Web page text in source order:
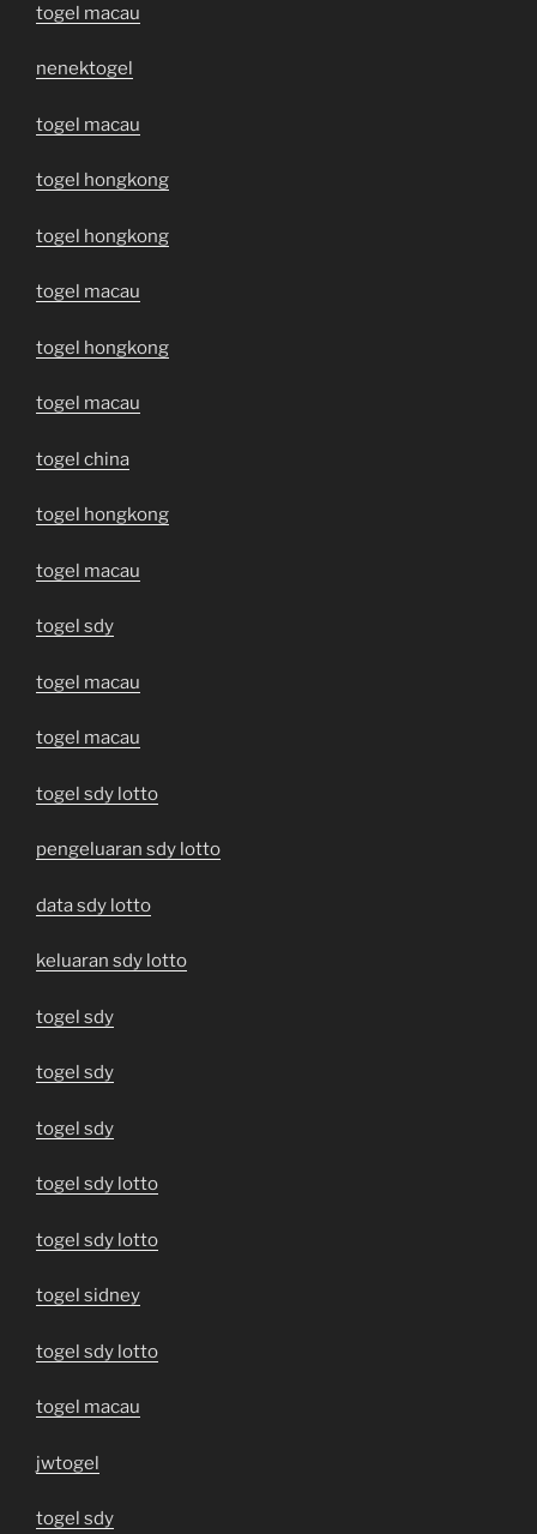
togel macau
nenektogel
togel macau
togel hongkong
togel hongkong
togel macau
togel hongkong
togel macau
togel china
togel hongkong
togel macau
togel sdy
togel macau
togel macau
togel sdy lotto
pengeluaran sdy lotto
data sdy lotto
keluaran sdy lotto
togel sdy
togel sdy
togel sdy
togel sdy lotto
togel sdy lotto
togel sidney
togel sdy lotto
togel macau
jwtogel
togel sdy